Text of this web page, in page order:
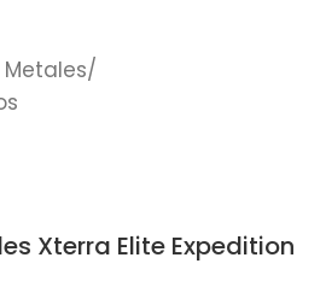
/
Xterra Elite Expedition